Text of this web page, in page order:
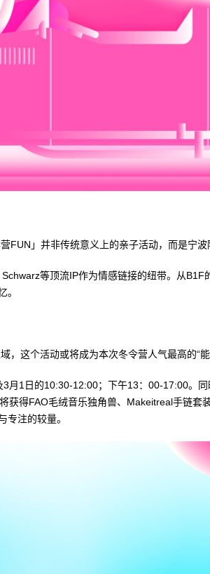
」并非传统意义上的亲子活动，而是宁波
等顶流IP作为情感链接的纽带。从
。
这个活动或将成为本次冬令营人气最高的“
1日的10:30-12:00；下午13：00-17:00。
得FAO毛绒音乐独角兽、Makeitreal手链
专注的较量。